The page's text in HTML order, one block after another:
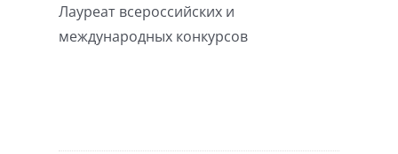
Лауреат всероссийских и
международных конкурсов